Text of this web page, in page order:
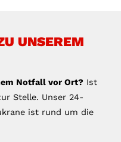
UNSEREM
Notfall vor Ort? Ist
Stelle. Unser 24-
ist rund um die